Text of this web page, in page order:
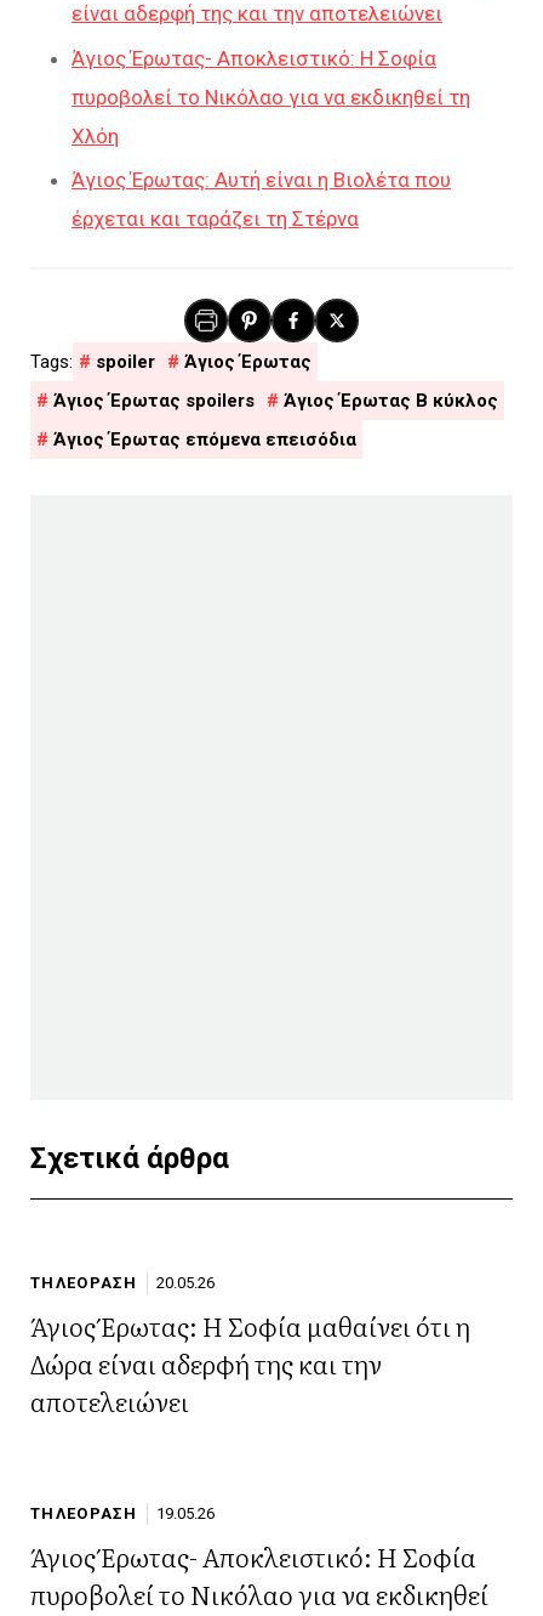
είναι αδερφή της και την αποτελειώνει
Άγιος Έρωτας- Αποκλειστικό: Η Σοφία
πυροβολεί το Νικόλαο για να εκδικηθεί τη
Χλόη
Άγιος Έρωτας: Αυτή είναι η Βιολέτα που
έρχεται και ταράζει τη Στέρνα
spoiler
Άγιος Έρωτας
Άγιος Έρωτας spoilers
Άγιος Έρωτας Β κύκλος
Άγιος Έρωτας επόμενα επεισόδια
Σχετικά άρθρα
ΤΗΛΕΟΡΑΣΗ 20.05.26
Άγιος Έρωτας: Η Σοφία μαθαίνει ότι η
Δώρα είναι αδερφή της και την
αποτελειώνει
ΤΗΛΕΟΡΑΣΗ 19.05.26
Άγιος Έρωτας- Αποκλειστικό: Η Σοφία
πυροβολεί το Νικόλαο για να εκδικηθεί